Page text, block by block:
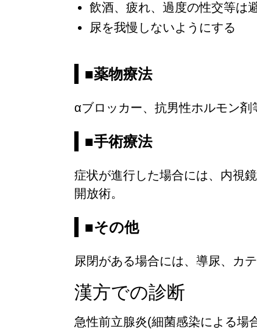
飲酒、疲れ、過度の性交等は
尿を我慢しないようにする
■薬物療法
αブロッカー、抗男性ホルモン剤
■手術療法
症状が進行した場合には、内視
開放術。
■その他
尿閉がある場合には、導尿、カ
漢方での診断
急性前立腺炎(細菌感染による場